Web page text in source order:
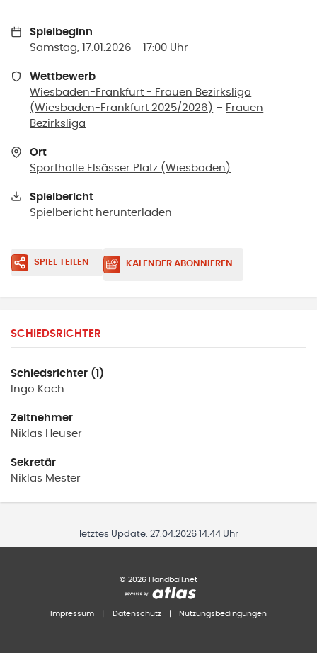
Spielbeginn
Samstag, 17.01.2026 - 17:00 Uhr
Wettbewerb
Wiesbaden-Frankfurt - Frauen Bezirksliga
(Wiesbaden-Frankfurt 2025/2026) – Frauen
Bezirksliga
Ort
Sporthalle Elsässer Platz (Wiesbaden )
Spielbericht
Spielbericht herunterladen
SPIEL TEILEN KALENDER ABONNIEREN
SCHIEDSRICHTER
Schiedsrichter (1)
Ingo Koch
Zeitnehmer
Niklas Heuser
Sekretär
Niklas Mester
letztes Update: 27.04.2026 14:44 Uhr
© 2026 Handball.net
Impressum Datenschutz Nutzungsbedingungen